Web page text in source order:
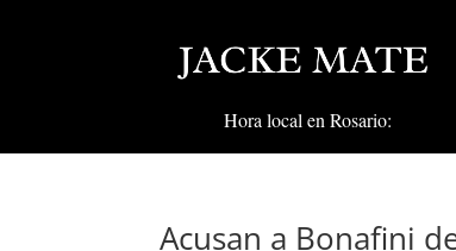
Hora local en Rosario:
Acusan a Bonafini